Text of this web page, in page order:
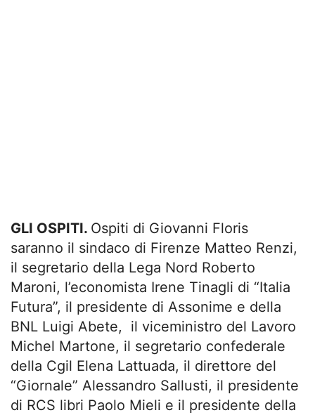
GLI OSPITI. Ospiti di Giovanni Floris
saranno il sindaco di Firenze Matteo Renzi,
il segretario della Lega Nord Roberto
Maroni, l’economista Irene Tinagli di “Italia
Futura”, il presidente di Assonime e della
BNL Luigi Abete, il viceministro del Lavoro
Michel Martone, il segretario confederale
della Cgil Elena Lattuada, il direttore del
“Giornale” Alessandro Sallusti, il presidente
di RCS libri Paolo Mieli e il presidente della